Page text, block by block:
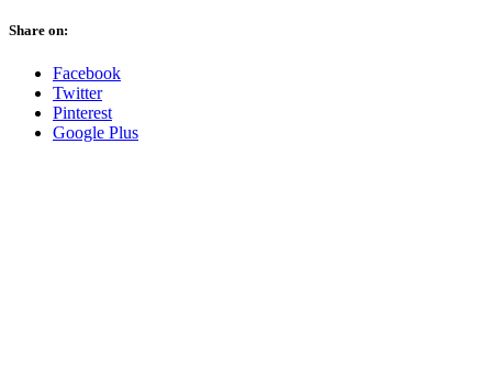
Share on:
Facebook
Twitter
Pinterest
Google Plus